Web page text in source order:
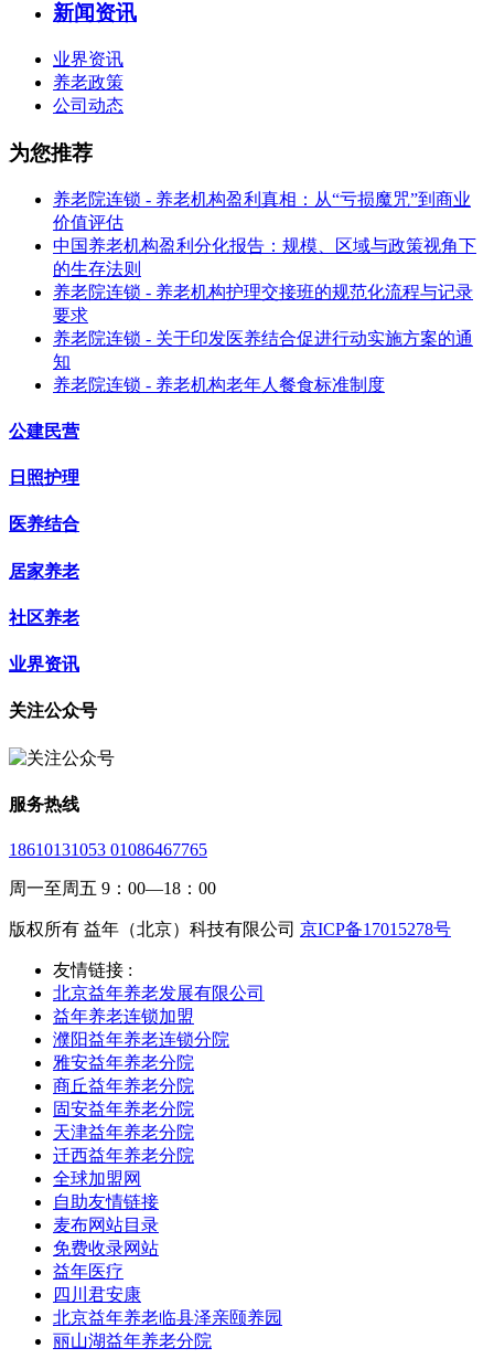
新闻资讯
业界资讯
养老政策
公司动态
为您推荐
养老院连锁 - 养老机构盈利真相：从“亏损魔咒”到商业
价值评估
中国养老机构盈利分化报告：规模、区域与政策视角下
的生存法则
养老院连锁 - 养老机构护理交接班的规范化流程与记录
要求
养老院连锁 - 关于印发医养结合促进行动实施方案的通
知
养老院连锁 - 养老机构老年人餐食标准制度
公建民营
日照护理
医养结合
居家养老
社区养老
业界资讯
关注公众号
服务热线
18610131053 01086467765
周一至周五 9：00—18：00
版权所有 益年（北京）科技有限公司 京ICP备17015278号
友情链接 :
北京益年养老发展有限公司
益年养老连锁加盟
濮阳益年养老连锁分院
雅安益年养老分院
商丘益年养老分院
固安益年养老分院
天津益年养老分院
迁西益年养老分院
全球加盟网
自助友情链接
麦布网站目录
免费收录网站
益年医疗
四川君安康
北京益年养老临县泽亲颐养园
丽山湖益年养老分院